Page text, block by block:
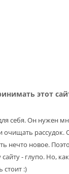
этот
себя. Он нужен
очищать рассудок.
нечто новое.
- глупо. Но,
стоит :)